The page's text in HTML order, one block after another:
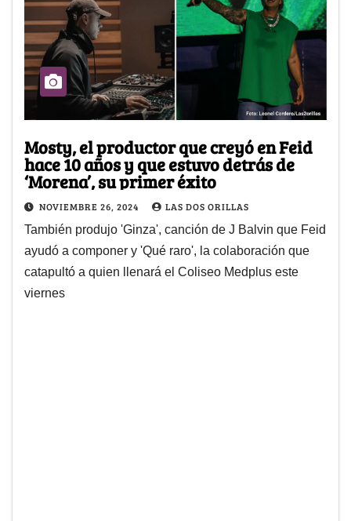
Mosty, el productor que creyó en Feid
hace 10 años y que estuvo detrás de
‘Morena’, su primer éxito
NOVIEMBRE 26, 2024 LAS DOS ORILLAS
También produjo 'Ginza', canción de J Balvin que Feid
ayudó a componer y 'Qué raro', la colaboración que
catapultó a quien llenará el Coliseo Medplus este
viernes